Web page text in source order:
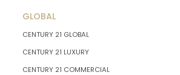
GLOBAL
CENTURY 21 GLOBAL
CENTURY 21 LUXURY
CENTURY 21 COMMERCIAL